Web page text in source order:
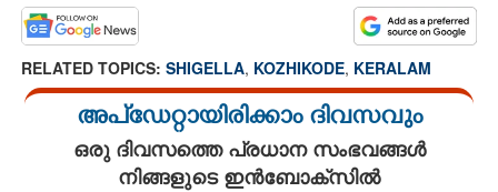
RELATED TOPICS: SHIGELLA, KOZHIKODE, KERALAM
അപ്ഡേറ്റായിരിക്കാം ദിവസവും
ഒരു ദിവസത്തെ പ്രധാന സംഭവങ്ങൾ
നിങ്ങളുടെ ഇൻബോക്സിൽ